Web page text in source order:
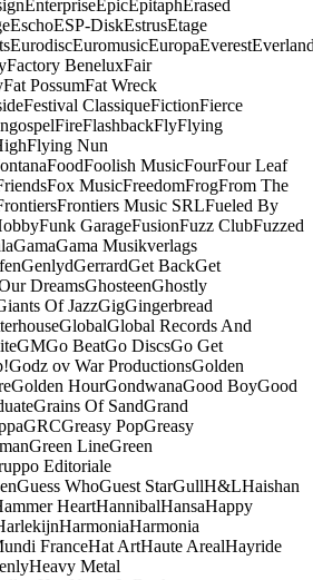
EnterpriseEpicEpitaphErased
EschoESP-DiskEstrusEtage
EurodiscEuromusicEuropaEverest
Factory BeneluxFair
Fat PossumFat Wreck
Festival ClassiqueFictionFierce
FireFlashbackFlyFlying
Flying Nun
FoodFoolish MusicFourFour Leaf
Fox MusicFreedomFrogFrom The
Frontiers Music SRLFueled By
Funk GarageFusionFuzz ClubFuzzed
GamaGama Musikverlags
GenlydGerrardGet BackGet
DreamsGhosteenGhostly
Of JazzGigGingerbread
GlobalGlobal Records And
GMGo BeatGo DiscsGo Get
Godz ov War ProductionsGolden
Golden HourGondwanaGood BoyGood
Grains Of SandGrand
GRCGreasy PopGreasy
Green LineGreen
Editoriale
Guess WhoGuest StarGullH&LHaishan
HeartHannibalHansaHappy
HarmoniaHarmonia
FranceHat ArtHaute ArealHayride
Heavy Metal